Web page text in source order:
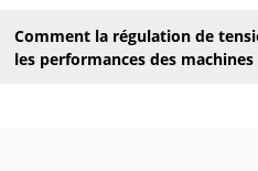
Comment la régulation de
les performances des machines